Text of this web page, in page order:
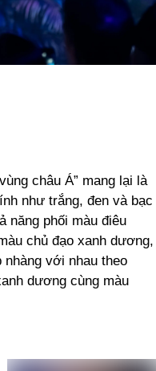
châu Á” mang lại là
như trắng, đen và bạc
năng phối màu điêu
chủ đạo xanh dương,
với nhau theo
dương cùng màu